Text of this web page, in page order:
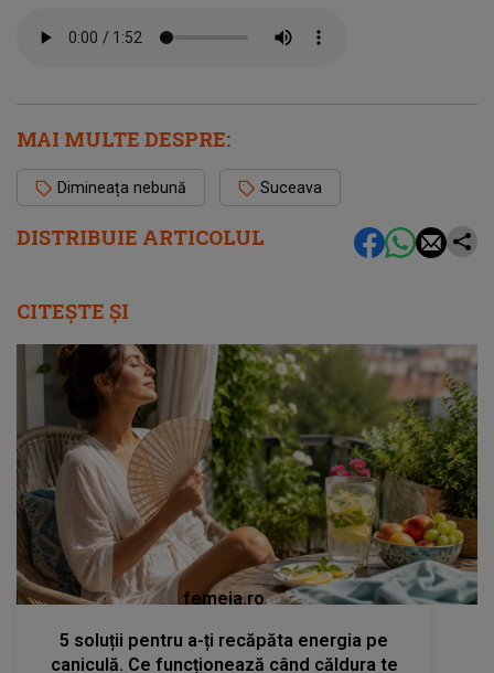
DISTRIBUIE ARTICOLUL
MAI MULTE DESPRE:
Dimineața nebună Suceava
CITEȘTE ȘI
femeia.ro
5 soluții pentru a-ți recăpăta energia pe
caniculă. Ce funcționează când căldura te